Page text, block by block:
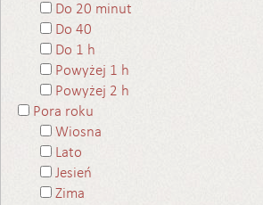
Do 20 minut
Do 40
Do 1 h
Powyżej 1 h
Powyżej 2 h
Pora roku
Wiosna
Lato
Jesień
Zima